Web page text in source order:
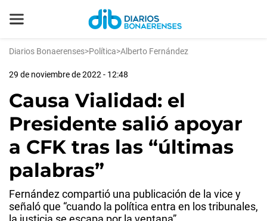
Diarios Bonaerenses>Política>Alberto Fernández
29 de noviembre de 2022 - 12:48
Causa Vialidad: el
Presidente salió apoyar
a CFK tras las “últimas
palabras”
Fernández compartió una publicación de la vice y
señaló que “cuando la política entra en los tribunales,